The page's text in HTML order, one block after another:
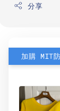
分享
加購 MIT